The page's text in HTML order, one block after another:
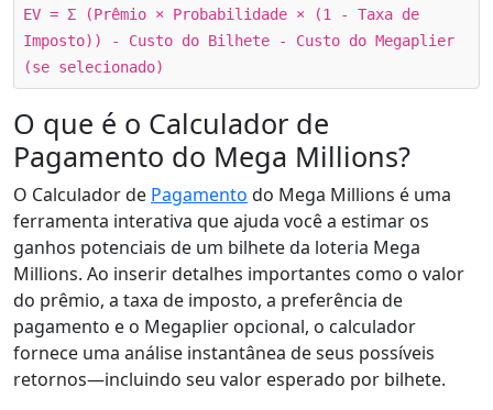
EV = Σ (Prêmio × Probabilidade × (1 - Taxa de
Imposto)) - Custo do Bilhete - Custo do Megaplier
(se selecionado)
O que é o Calculador de
Pagamento do Mega Millions?
O Calculador de Pagamento do Mega Millions é uma
ferramenta interativa que ajuda você a estimar os
ganhos potenciais de um bilhete da loteria Mega
Millions. Ao inserir detalhes importantes como o valor
do prêmio, a taxa de imposto, a preferência de
pagamento e o Megaplier opcional, o calculador
fornece uma análise instantânea de seus possíveis
retornos—incluindo seu valor esperado por bilhete.